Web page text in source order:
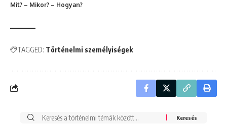
Mit? – Mikor? – Hogyan?
TAGGED: Történelmi személyiségek
Search